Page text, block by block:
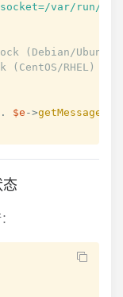
var/run/
(Debian/Ubuntu)
RHEL)
. $e ->getMessage